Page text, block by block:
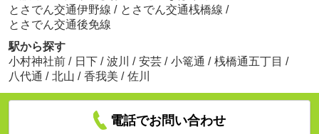
とさでん交通伊野線 / とさでん交通桟橋線 /
とさでん交通後免線
駅から探す
小村神社前 / 日下 / 波川 / 安芸 / 小篭通 / 桟橋通五丁目 /
八代通 / 北山 / 香我美 / 佐川
電話でお問い合わせ